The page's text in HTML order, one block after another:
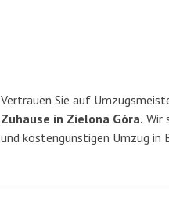
Vertrauen Sie auf
Zuhause in Zielona Góra. Wir
und kostengünstigen Umzug in